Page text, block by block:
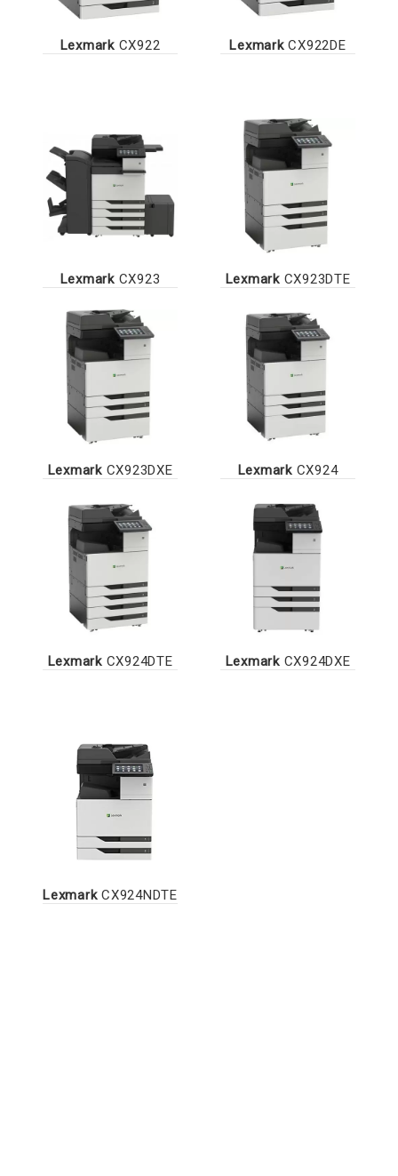
LexmarkCX922 LexmarkCX922DE
LexmarkCX923 LexmarkCX923DTE
LexmarkCX923DXE LexmarkCX924
LexmarkCX924DTE LexmarkCX924DXE
LexmarkCX924NDTE